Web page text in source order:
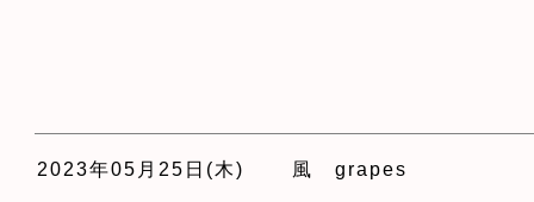
2023年05月25日(木) 風 grapes